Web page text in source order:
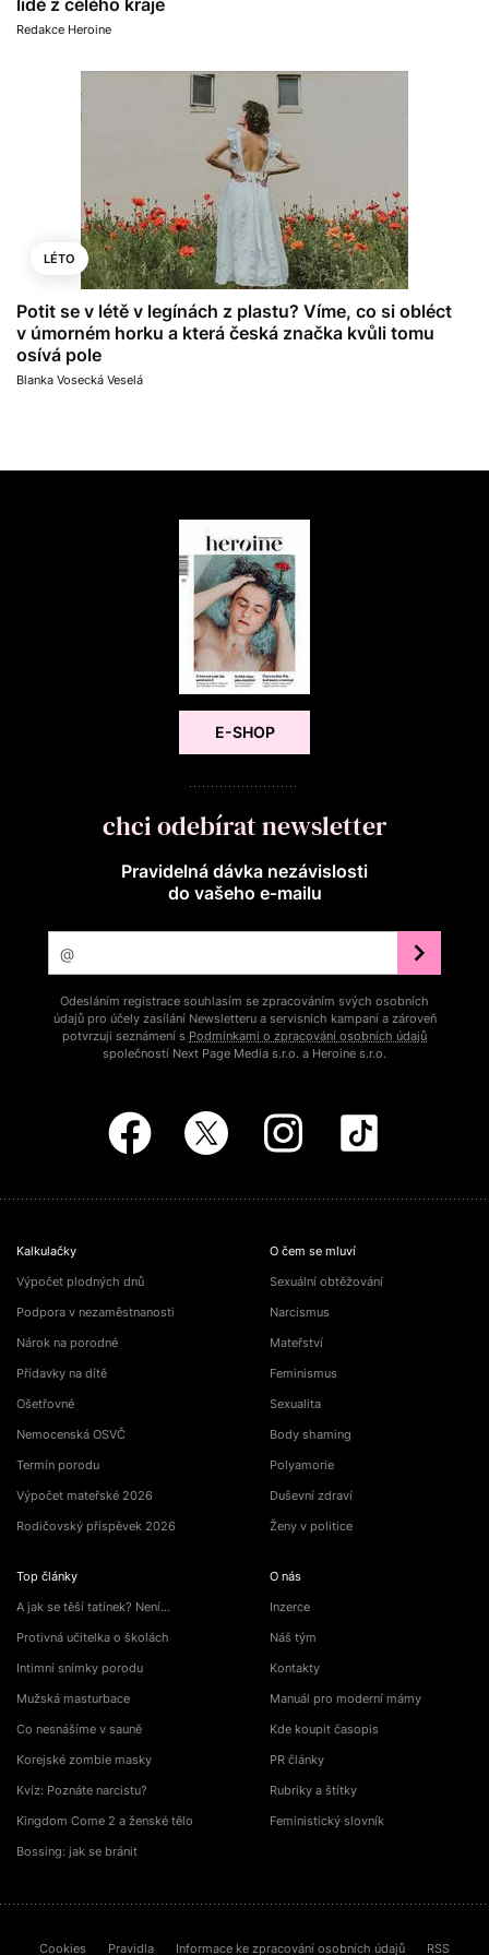
lidé z celého kraje
Redakce Heroine
LÉTO
Potit se v létě v legínách z plastu? Víme, co si obléct
v úmorném horku a která česká značka kvůli tomu
osívá pole
Blanka Vosecká Veselá
E-SHOP
chci odebírat newsletter
Pravidelná dávka nezávislosti
do vašeho e‑mailu
Odesláním registrace souhlasím se zpracováním svých osobních
údajů pro účely zasílání Newsletteru a servisních kampaní a zároveň
potvrzuji seznámení s Podmínkami o zpracování osobních údajů
společností Next Page Media s.r.o. a Heroine s.r.o.
Kalkulačky
Výpočet plodných dnů
Podpora v nezaměstnanosti
Nárok na porodné
Přídavky na dítě
Ošetřovné
Nemocenská OSVČ
Termín porodu
Výpočet mateřské 2026
Rodičovský příspěvek 2026
Top články
A jak se těší tatínek? Není…
Protivná učitelka o školách
Intimní snímky porodu
Mužská masturbace
Co nesnášíme v sauně
Korejské zombie masky
Kvíz: Poznáte narcistu?
Kingdom Come 2 a ženské tělo
Bossing: jak se bránit
O čem se mluví
Sexuální obtěžování
Narcismus
Mateřství
Feminismus
Sexualita
Body shaming
Polyamorie
Duševní zdraví
Ženy v politice
O nás
Inzerce
Náš tým
Kontakty
Manuál pro moderní mámy
Kde koupit časopis
PR články
Rubriky a štítky
Feministický slovník
Cookies Pravidla Informace ke zpracování osobních údajů RSS